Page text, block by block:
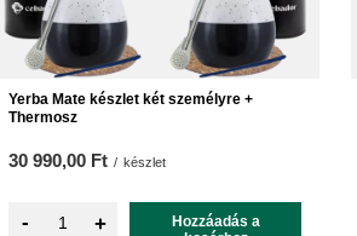
Yerba Mate készlet két személyre +
Thermosz
30 990,00 Ft / készlet
- +
Hozzáadás a